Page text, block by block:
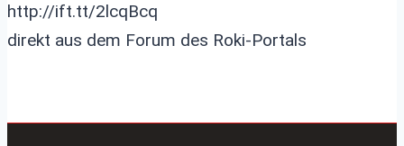
http://ift.tt/2lcqBcq
direkt aus dem Forum des Roki-Portals